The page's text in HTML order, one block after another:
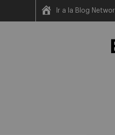
Ir a la Blog